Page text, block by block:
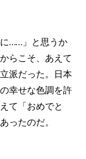
に……」と思うか
らこそ、あえて
派だった。日本
幸せな色調を許
て「おめでと
ったのだ。